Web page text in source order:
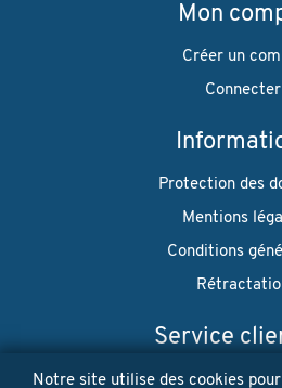
Mon
Créer un
Connecter
Protection des
Mentions
Conditions
Service
Envoi
Notre site utilise des cookies